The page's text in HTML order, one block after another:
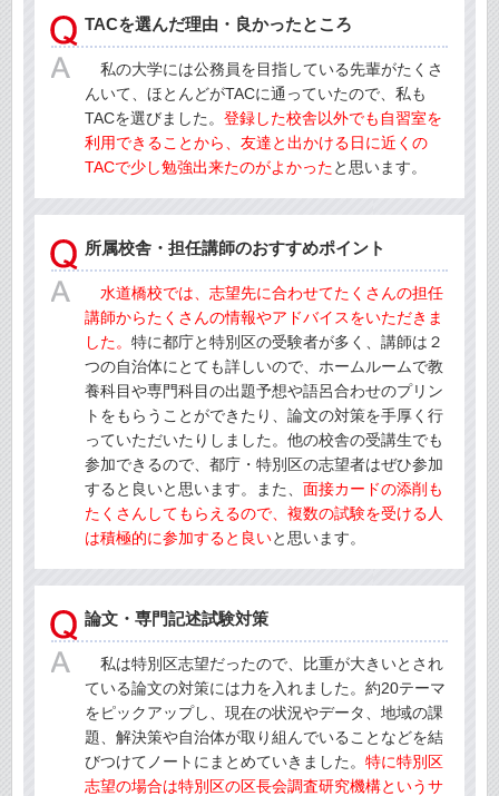
TACを選んだ理由・良かったところ
私の大学には公務員を目指している先輩がたくさ
んいて、ほとんどがTACに通っていたので、私も
TACを選びました。 登録した校舎以外でも自習室を
利用できることから、友達と出かける日に近くの
TACで少し勉強出来たのがよかったと思います。
所属校舎・担任講師のおすすめポイント
水道橋校では、志望先に合わせてたくさんの担任
講師からたくさんの情報やアドバイスをいただきま
した。 特に都庁と特別区の受験者が多く、講師は２
つの自治体にとても詳しいので、ホームルームで教
養科目や専門科目の出題予想や語呂合わせのプリン
トをもらうことができたり、論文の対策を手厚く行
っていただいたりしました。他の校舎の受講生でも
参加できるので、都庁・特別区の志望者はぜひ参加
すると良いと思います。また、 面接カードの添削も
たくさんしてもらえるので、複数の試験を受ける人
は積極的に参加すると良いと思います。
論文・専門記述試験対策
私は特別区志望だったので、比重が大きいとされ
ている論文の対策には力を入れました。約20テーマ
をピックアップし、現在の状況やデータ、地域の課
題、解決策や自治体が取り組んでいることなどを結
びつけてノートにまとめていきました。 特に特別区
志望の場合は特別区の区長会調査研究機構というサ